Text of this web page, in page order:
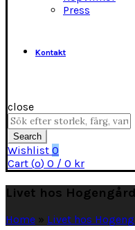
Press
Kontakt
close
Search
for:
Search
Wishlist 0
Cart (o) 0 / 0 kr
Livet hos Hogengård
Home » Livet hos